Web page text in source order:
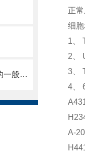
人宫颈癌细胞C-33A细胞 培养的一般过程
正
细
1、
2、
3、
4、
A-